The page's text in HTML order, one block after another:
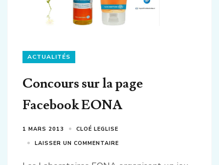
ACTUALITÉS
Concours sur la page
Facebook EONA
1 MARS 2013
CLOÉ LEGLISE
LAISSER UN COMMENTAIRE